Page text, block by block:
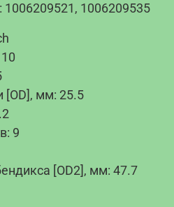
1006209535
[OD], мм: 25.5
9
[OD2], мм: 47.7